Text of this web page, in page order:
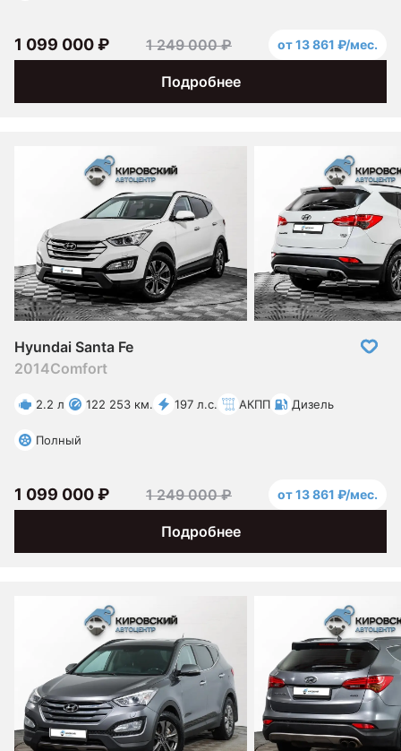
Подробнее
1 099 000 ₽ 1 249 000 ₽ от 13 861 ₽/мес.
Hyundai Santa Fe
2014Comfort
2.2 л 122 253 км. 197 л.с. АКПП Дизель
Полный
Подробнее
1 099 000 ₽ 1 249 000 ₽ от 13 861 ₽/мес.